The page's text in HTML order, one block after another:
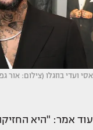
אסי ועדי בוזגלו (צילום: אור
עוד אמר: "היא